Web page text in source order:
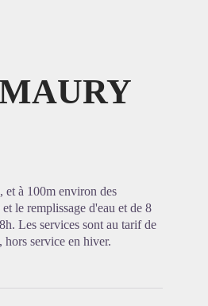
et à 100m environ des
le remplissage d'eau et de 8
Les services sont au tarif de
service en hiver.